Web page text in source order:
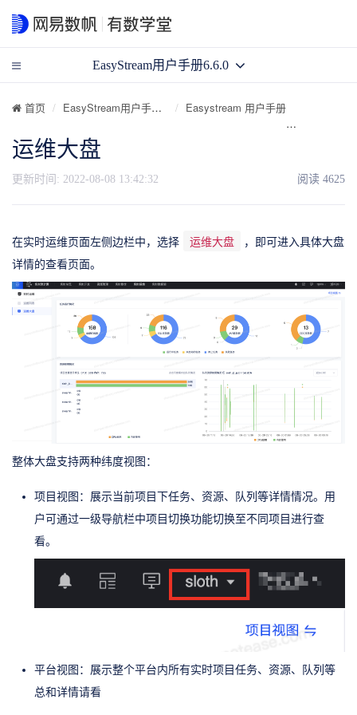
首页 EasyStream用户手册6.6.0 Easystream 用户手册
运维大盘
更新时间: 2022-08-08 13:42:32 阅读 4625
在实时运维页面左侧边栏中，选择 运维大盘
，即可进入具体大盘
详情的查看页面。
整体大盘支持两种纬度视图：
项目视图：展示当前项目下任务、资源、队列等详情情况。用
户可通过一级导航栏中项目切换功能切换至不同项目进行查
看。
平台视图：展示整个平台内所有实时项目任务、资源、队列等
总和详情请看
EasyStream用户手册6.6.0